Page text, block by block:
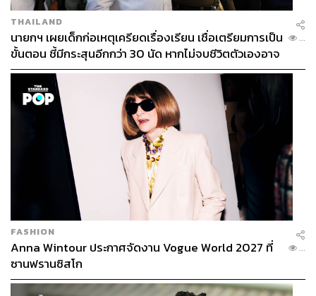
THAILAND
นายกฯ เผยเด็กก่อเหตุเครียดเรื่องเรียน เชื่อเตรียมการเป็น
ขั้นตอน ชี้มีกระสุนอีกกว่า 30 นัด หากไม่จบชีวิตตัวเองอาจ
สูญเสียเพิ่ม
...
FASHION
Anna Wintour ประกาศจัดงาน Vogue World 2027 ที่
ซานฟรานซิสโก
...